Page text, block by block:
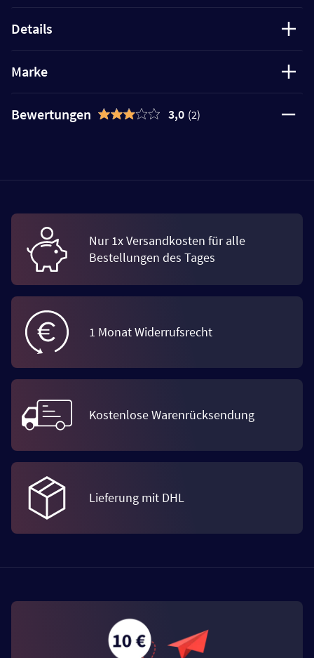
Details
Marke
Bewertungen 3,0 (2)
Nur 1x Versandkosten für alle
Bestellungen des Tages
1 Monat Widerrufsrecht
Kostenlose Warenrücksendung
Lieferung mit DHL